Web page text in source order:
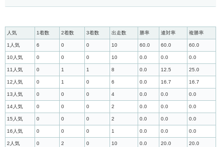
人気 1着数 2着数 3着数 出走数 勝率 連対率 複勝率
1人気 6 0 0 10 60.0 60.0 60.0
10人気 0 0 0 10 0.0 0.0 0.0
11人気 0 1 1 8 0.0 12.5 25.0
12人気 0 1 0 6 0.0 16.7 16.7
13人気 0 0 0 4 0.0 0.0 0.0
14人気 0 0 0 2 0.0 0.0 0.0
15人気 0 0 0 2 0.0 0.0 0.0
16人気 0 0 0 1 0.0 0.0 0.0
2人気 0 2 0 10 0.0 20.0 20.0